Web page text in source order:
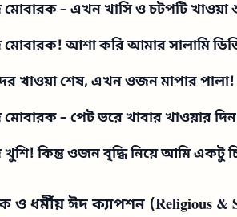
– এখন খাসি ও চটপটি
আশা করি আমার সালামি
খাওয়া শেষ, এখন ওজন মাপার পালা!
– পেট ভরে খাবার খাওয়ার
কিন্তু ওজন বৃদ্ধি নিয়ে আমি একটু
ও ধর্মীয় ঈদ ক্যাপশন (Religious &